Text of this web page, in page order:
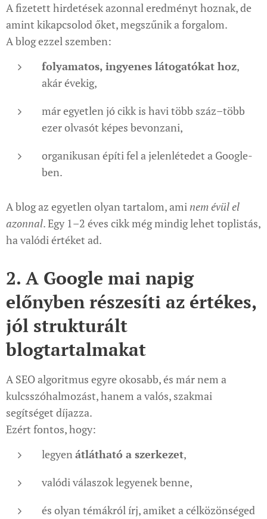
A fizetett hirdetések azonnal eredményt hoznak, de
amint kikapcsolod őket, megszűnik a forgalom.
A blog ezzel szemben:
folyamatos, ingyenes látogatókat hoz,
akár évekig,
már egyetlen jó cikk is havi több száz–több
ezer olvasót képes bevonzani,
organikusan építi fel a jelenlétedet a Google-
ben.
A blog az egyetlen olyan tartalom, ami nem évül el
azonnal. Egy 1–2 éves cikk még mindig lehet toplistás,
ha valódi értéket ad.
2. A Google mai napig
előnyben részesíti az értékes,
jól strukturált
blogtartalmakat
A SEO algoritmus egyre okosabb, és már nem a
kulcsszóhalmozást, hanem a valós, szakmai
segítséget díjazza.
Ezért fontos, hogy:
legyenátlátható a szerkezet,
valódi válaszok legyenek benne,
és olyan témákról írj, amiket a célközönséged